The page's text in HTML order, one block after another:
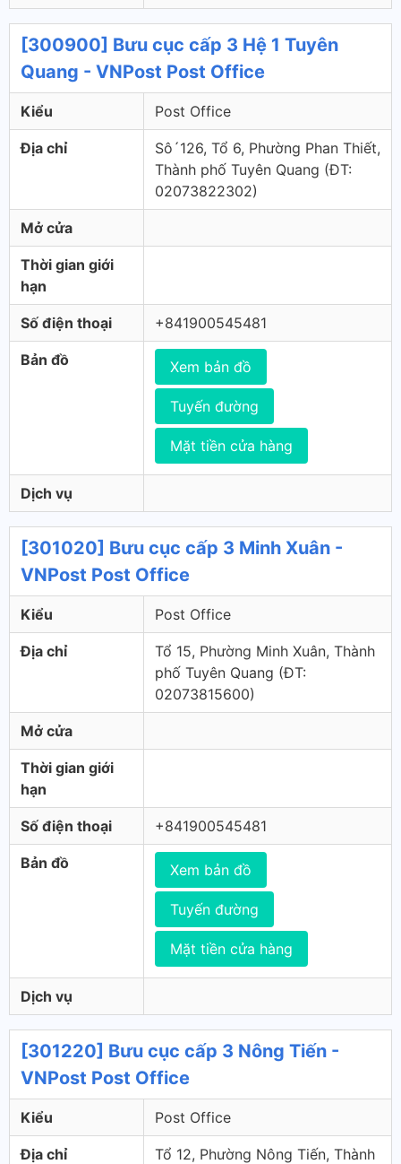
[300900] Bưu cục cấp 3 Hệ 1 Tuyên
Quang - VNPost Post Office
Kiểu Post Office
Địa chỉ
Sô´126, Tổ 6, Phường Phan Thiết,
Thành phố Tuyên Quang (ÐT:
02073822302)
Mở cửa
Thời gian giới
hạn
Số điện thoại +841900545481
Bản đồ Xem bản đồ
Tuyến đường
Mặt tiền cửa hàng
Dịch vụ
[301020] Bưu cục cấp 3 Minh Xuân -
VNPost Post Office
Kiểu Post Office
Địa chỉ
Tổ 15, Phường Minh Xuân, Thành
phố Tuyên Quang (ÐT:
02073815600)
Mở cửa
Thời gian giới
hạn
Số điện thoại +841900545481
Bản đồ Xem bản đồ
Tuyến đường
Mặt tiền cửa hàng
Dịch vụ
[301220] Bưu cục cấp 3 Nông Tiến -
VNPost Post Office
Kiểu Post Office
Địa chỉ
Tổ 12, Phường Nông Tiến, Thành